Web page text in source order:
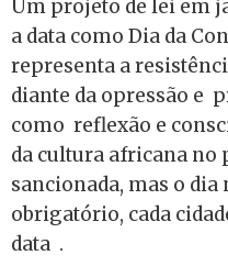
Um projeto de lei em
a data como Dia da
representa a
diante da opressão e
como reflexão e
da cultura africana no
sancionada, mas o
obrigatório, cada
data .